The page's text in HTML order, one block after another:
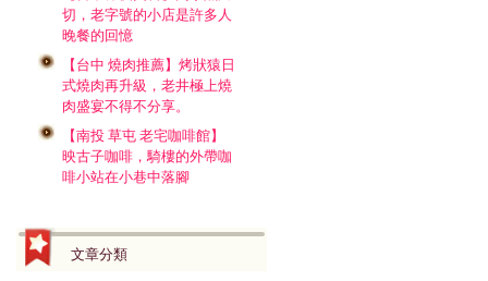
切，老字號的小店是許多人
晚餐的回憶
【台中 燒肉推薦】烤狀猿日
式燒肉再升級，老井極上燒
肉盛宴不得不分享。
【南投 草屯 老宅咖啡館】
映古子咖啡，騎樓的外帶咖
啡小站在小巷中落腳
文章分類